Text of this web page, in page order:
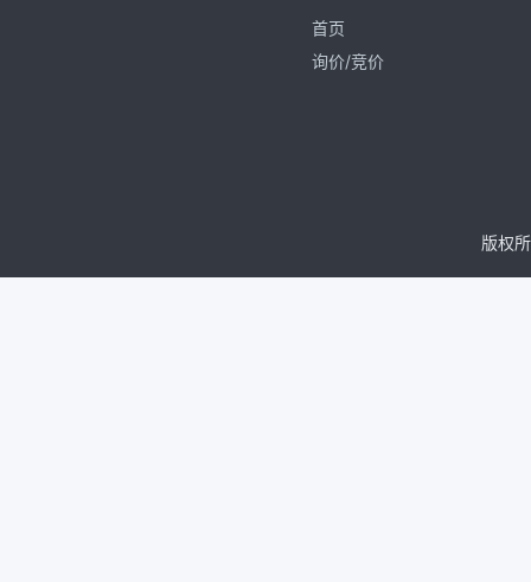
首页
询价/竞价
版权